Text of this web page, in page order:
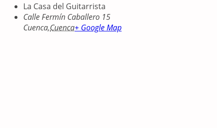
La Casa del Guitarrista
Calle Fermín Caballero 15
Cuenca,Cuenca+ Google Map